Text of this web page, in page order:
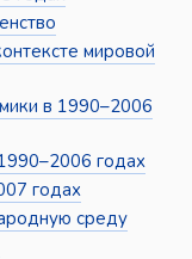
мировой
в 1990–2006
годах
годах
среду